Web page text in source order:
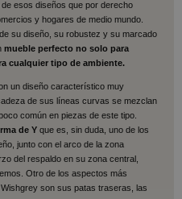
esos diseños que por derecho
y hogares de medio mundo.
su diseño, su robustez y su marcado
mueble perfecto no solo para
cualquier tipo de ambiente.
un diseño característico muy
de sus líneas curvas se mezclan
común en piezas de este tipo.
de Y que es, sin duda, uno de los
junto con el arco de la zona
del respaldo en su zona central,
Otro de los aspectos más
son sus patas traseras, las